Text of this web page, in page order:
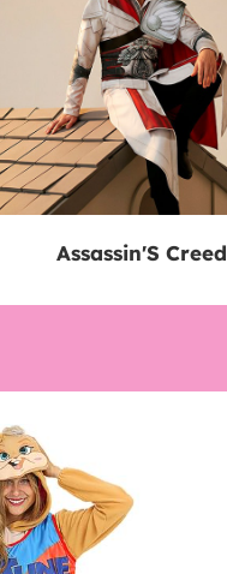
Assassin'S Creed